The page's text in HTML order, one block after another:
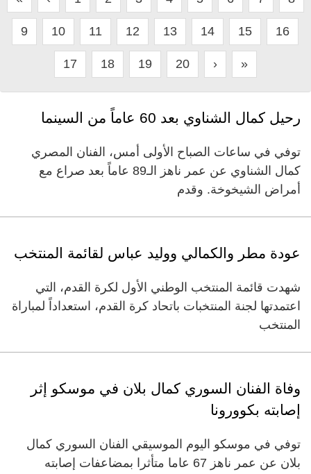
9 10 11 12 13 14 15 16
17 18 19 20 › »
رحيل كمال الشناوي بعد 60 عاماً من السينما
توفي في ساعات الصباح الأولى أمس، الفنان المصري
كمال الشناوي عن عمر ناهز الـ89 عاماً بعد صراع مع
أمراض الشيخوخة. وقدم
عودة مطر والكمالي ووليد عباس لقائمة المنتخب
شهدت قائمة المنتخب الوطني الأول لكرة القدم، التي
اعتمدتها لجنة المنتخبات باتحاد كرة القدم، استعداداً لمباراة
المنتخب
وفاة الفنان السوري كمال بلان في موسكو إثر
إصابته بكوورونا
توفي في موسكو اليوم الموسيقي الفنان السوري كمال
بلان عن عمر ناهز 67 عاما متأثرا بمضاعفات إصابته